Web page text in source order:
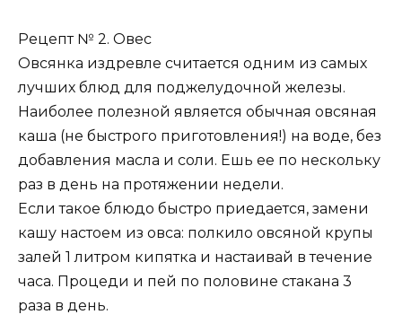
Рецепт № 2. Овес
Овсянка издревле считается одним из самых
лучших блюд для поджелудочной железы.
Наиболее полезной является обычная овсяная
каша (не быстрого приготовления!) на воде, без
добавления масла и соли. Ешь ее по нескольку
раз в день на протяжении недели.
Если такое блюдо быстро приедается, замени
кашу настоем из овса: полкило овсяной крупы
залей 1 литром кипятка и настаивай в течение
часа. Процеди и пей по половине стакана 3
раза в день.